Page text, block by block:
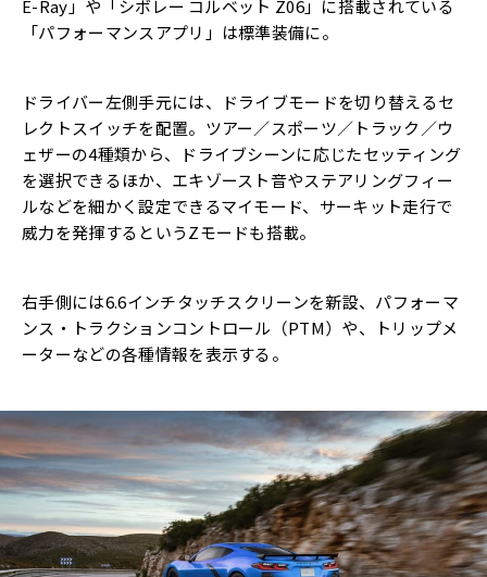
E-Ray」や「シボレー コルベット Z06」に搭載されている
「パフォーマンスアプリ」は標準装備に。
ドライバー左側手元には、ドライブモードを切り替えるセ
レクトスイッチを配置。ツアー／スポーツ／トラック／ウ
ェザーの4種類から、ドライブシーンに応じたセッティング
を選択できるほか、エキゾースト音やステアリングフィー
ルなどを細かく設定できるマイモード、サーキット走行で
威力を発揮するというZモードも搭載。
右手側には6.6インチタッチスクリーンを新設、パフォーマ
ンス・トラクションコントロール（PTM）や、トリップメ
ーターなどの各種情報を表示する。